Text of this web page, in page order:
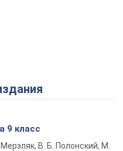
9 класс
Мерзляк, В. Б. Полонский, М.